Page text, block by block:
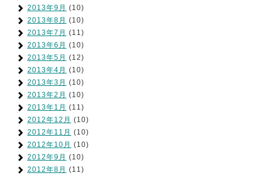
2013年9月 (10)
2013年8月 (10)
2013年7月 (11)
2013年6月 (10)
2013年5月 (12)
2013年4月 (10)
2013年3月 (10)
2013年2月 (10)
2013年1月 (11)
2012年12月 (10)
2012年11月 (10)
2012年10月 (10)
2012年9月 (10)
2012年8月 (11)